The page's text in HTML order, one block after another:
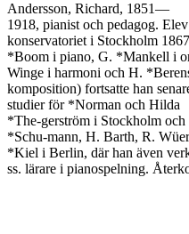
Andersson, Richard, 1851—
1918, pianist och pedagog.
konservatoriet i Stockholm
*Boom i piano, G. *Mankell i
Winge i harmoni och H.
komposition) fortsatte han
studier för *Norman och Hilda
*The-gerström i Stockholm och
*Schu-mann, H. Barth, R.
*Kiel i Berlin, där han även